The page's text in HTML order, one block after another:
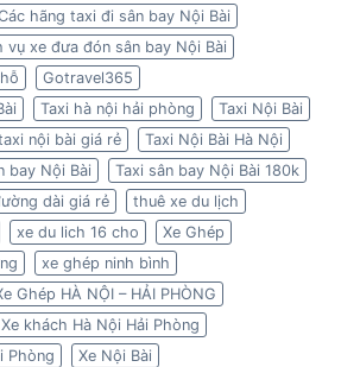
hãng taxi đi sân bay Nội Bài
vụ xe đưa đón sân bay Nội Bài
Gotravel365
Taxi hà nội hải phòng
Taxi Nội Bài
nội bài giá rẻ
Taxi Nội Bài Hà Nội
bay Nội Bài
Taxi sân bay Nội Bài 180k
dài giá rẻ
thuê xe du lịch
xe du lich 16 cho
Xe Ghép
xe ghép ninh bình
Ghép HÀ NỘI – HẢI PHÒNG
Xe khách Hà Nội Hải Phòng
Phòng
Xe Nội Bài